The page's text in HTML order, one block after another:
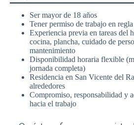
Ser mayor de 18 años
Tener permiso de trabajo en
Experiencia previa en tareas del
cocina, plancha, cuidado de
mantenimiento
Disponibilidad horaria flexible
jornada completa)
Residencia en San Vicente del
alrededores
Compromiso, responsabilidad y
hacia el trabajo